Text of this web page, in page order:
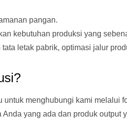
pangan.
kebutuhan produksi yang
letak pabrik, optimasi jalur
menghubungi kami melalui
yang ada dan produk